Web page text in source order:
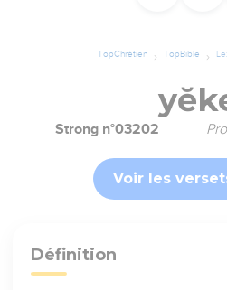
TopChrétien TopBible
Strong n°03202
Voir les
Définition